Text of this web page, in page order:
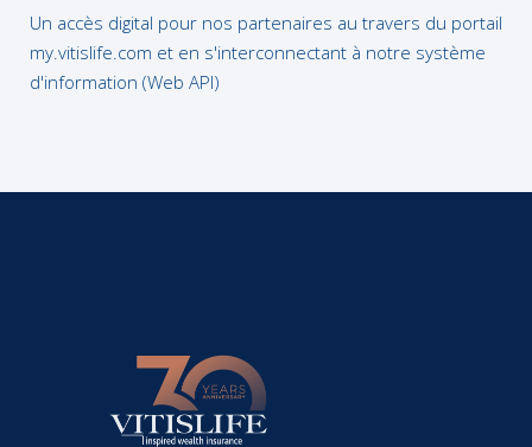
Un accès digital pour nos partenaires au travers du portail
my.vitislife.com et en s'interconnectant à notre système
d'information (Web API)